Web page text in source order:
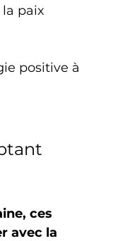
paix
positive à
ces
avec la